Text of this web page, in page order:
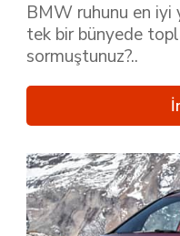
BMW ruhunu en iyi
tek bir bünyede
sormuştunuz?..